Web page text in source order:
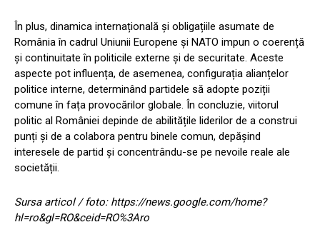
În plus, dinamica internațională și obligațiile asumate de
România în cadrul Uniunii Europene și NATO impun o coerență
și continuitate în politicile externe și de securitate. Aceste
aspecte pot influența, de asemenea, configurația alianțelor
politice interne, determinând partidele să adopte poziții
comune în fața provocărilor globale. În concluzie, viitorul
politic al României depinde de abilitățile liderilor de a construi
punți și de a colabora pentru binele comun, depășind
interesele de partid și concentrându-se pe nevoile reale ale
societății.
Sursa articol / foto: https://news.google.com/home?
hl=ro&gl=RO&ceid=RO%3Aro